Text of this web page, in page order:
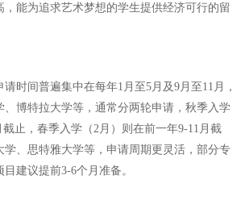
，能为追求艺术梦想的学生提供经济可行的留
时间普遍集中在每年1月至5月及9月至11月，
、博特拉大学等，通常分两轮申请，秋季入学
截止，春季入学（2月）则在前一年9-11月截
学、思特雅大学等，申请周期更灵活，部分专
建议提前3-6个月准备。